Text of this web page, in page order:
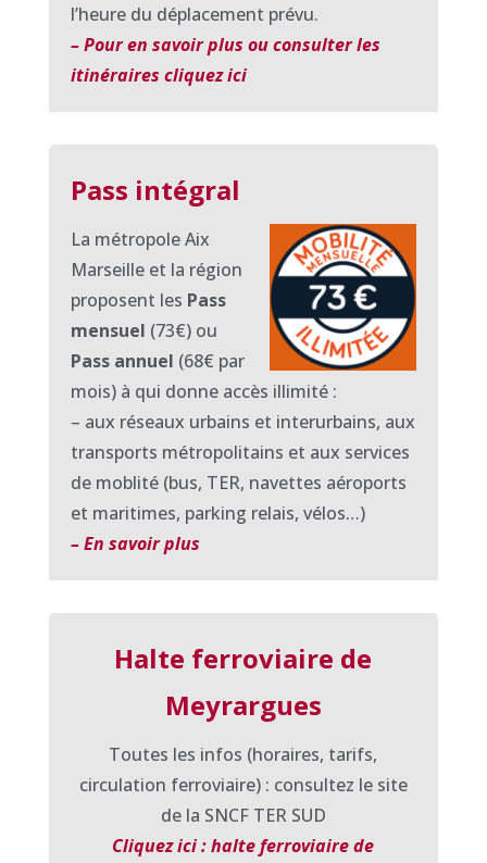
l’heure du déplacement prévu.
– Pour en savoir plus ou consulter les
itinéraires cliquez ici
Pass intégral
La métropole Aix
Marseille et la région
proposent les Pass
mensuel (73€) ou
Pass annuel (68€ par
mois) à qui donne accès illimité :
– aux réseaux urbains et interurbains, aux
transports métropolitains et aux services
de moblité (bus, TER, navettes aéroports
et maritimes, parking relais, vélos…)
– En savoir plus
Halte ferroviaire de
Meyrargues
Toutes les infos (horaires, tarifs,
circulation ferroviaire) : consultez le site
de la SNCF TER SUD
Cliquez ici : halte ferroviaire de